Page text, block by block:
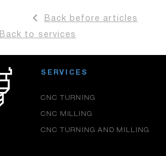
Back before articles
Back to services
SERVICES
CNC TURNING
CNC MILLING
CNC TURNING AND MILLING